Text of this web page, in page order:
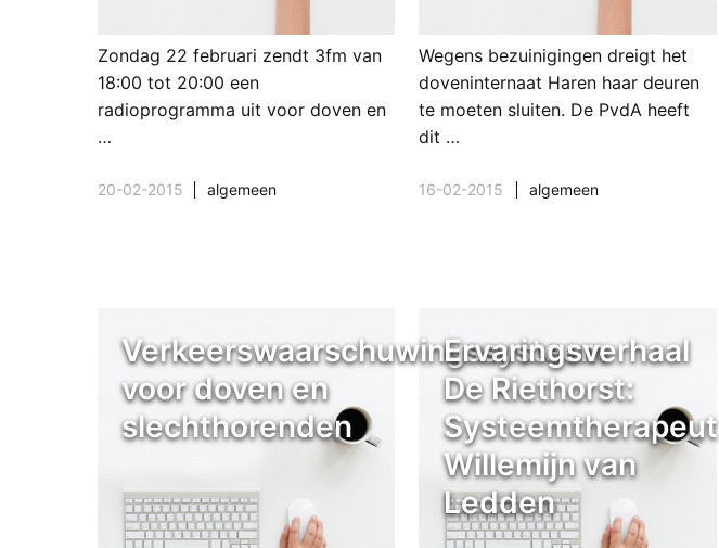
Zondag 22 februari zendt 3fm van
18:00 tot 20:00 een
radioprogramma uit voor doven en
…
20-02-2015 algemeen
Wegens bezuinigingen dreigt het
doveninternaat Haren haar deuren
te moeten sluiten. De PvdA heeft
dit …
16-02-2015 algemeen
Verkeerswaarschuwingssysteem
voor doven en
slechthorenden
Ervaringsverhaal
De Riethorst:
Systeemtherapeut
Willemijn van
Ledden